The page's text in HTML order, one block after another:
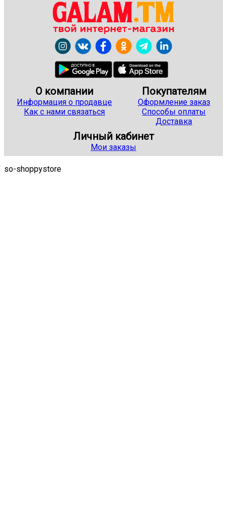
О компании
Информация о продавце
Как с нами связаться
Покупателям
Оформление заказ
Способы оплаты
Доставка
Личный кабинет
Мои заказы
so-shoppystore